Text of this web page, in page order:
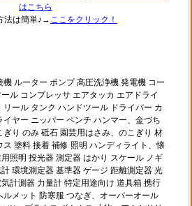
はこちら
法は簡単♪→ ここをクリック！
機 ルーター ポンプ 高圧洗浄機 発電機 コー
ル コンプレッサ エアタッカ エアドライ
ール タンク ハンドツール ドライバー カ
イヤー ニッパー ペンチ ハンマー、金づち
り のみ 砥石 園芸用はさみ、のこぎり 材
塗料 接着 補修 照明 ハンディライト、懐
照明 投光器 測定器 はかり スケール ノギ
環境測定器 基準器 ゲージ 距離測定器 光
計測器 力量計 特定用途向け 道具箱 携行
ルメット 防寒服 つなぎ、オーバーオール